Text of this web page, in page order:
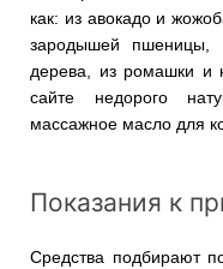
как: из авокадо и
зародышей пшеницы,
дерева, из ромашки и
сайте недорого
массажное масло для
Показания к
Средства подбирают